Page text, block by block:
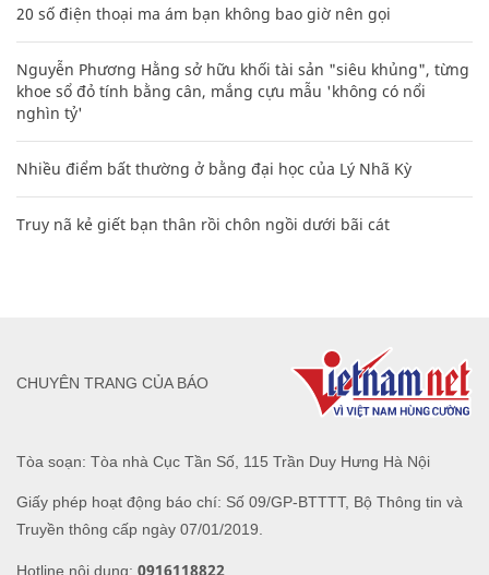
20 số điện thoại ma ám bạn không bao giờ nên gọi
Nguyễn Phương Hằng sở hữu khối tài sản "siêu khủng", từng
khoe sổ đỏ tính bằng cân, mắng cựu mẫu 'không có nổi
nghìn tỷ'
Nhiều điểm bất thường ở bằng đại học của Lý Nhã Kỳ
Truy nã kẻ giết bạn thân rồi chôn ngồi dưới bãi cát
Tòa soạn: Tòa nhà Cục Tần Số, 115 Trần Duy Hưng Hà Nội
Giấy phép hoạt động báo chí: Số 09/GP-BTTTT, Bộ Thông tin và
Truyền thông cấp ngày 07/01/2019.
Hotline nội dung: 0916118822
CHUYÊN TRANG CỦA BÁO